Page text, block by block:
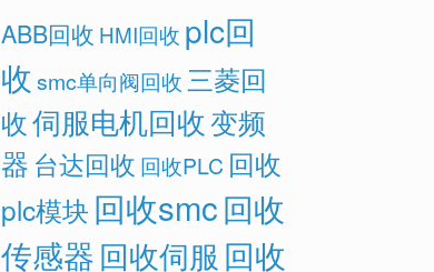
ABB回收 HMI回收 plc回
收 smc单向阀回收三菱回
收伺服电机回收变频
器 台达回收 回收PLC 回收
plc模块 回收smc回收
传感器回收伺服 回收